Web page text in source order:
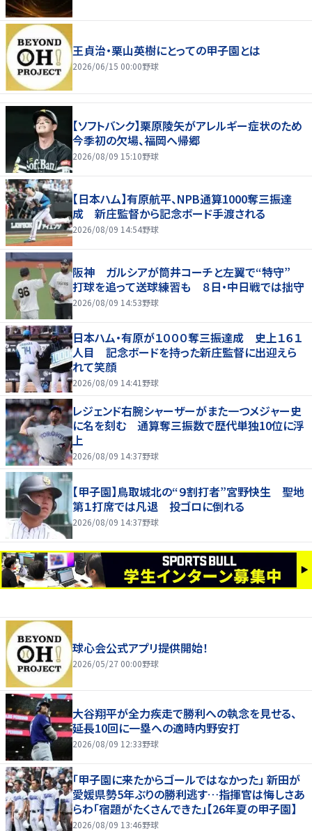
王貞治・栗山英樹にとっての甲子園とは
2026/06/15 00:00野球
【ソフトバンク】栗原陵矢がアレルギー症状のため
今季初の欠場、福岡へ帰郷
2026/08/09 15:10野球
【日本ハム】有原航平、NPB通算1000奪三振達
成 新庄監督から記念ボード手渡される
2026/08/09 14:54野球
阪神 ガルシアが筒井コーチと左翼で“特守”
打球を追って送球練習も ８日・中日戦では拙守
2026/08/09 14:53野球
日本ハム・有原が１０００奪三振達成 史上１６１
人目 記念ボードを持った新庄監督に出迎えら
れて笑顔
2026/08/09 14:41 野球
レジェンド右腕シャーザーがまた一つメジャー史
に名を刻む 通算奪三振数で歴代単独10位に浮
上
2026/08/09 14:37野球
【甲子園】鳥取城北の“９割打者”宮野快生 聖地
第１打席では凡退 投ゴロに倒れる
2026/08/09 14:37野球
球心会公式アプリ提供開始！
2026/05/27 00:00野球
大谷翔平が全力疾走で勝利への執念を見せる、
延長10回に一塁への適時内野安打
2026/08/09 12:33野球
「甲子園に来たからゴールではなかった」 新田が
愛媛県勢5年ぶりの勝利逃す…指揮官は悔しさあ
らわ「宿題がたくさんできた」【26年夏の甲子園】
2026/08/09 13:46野球